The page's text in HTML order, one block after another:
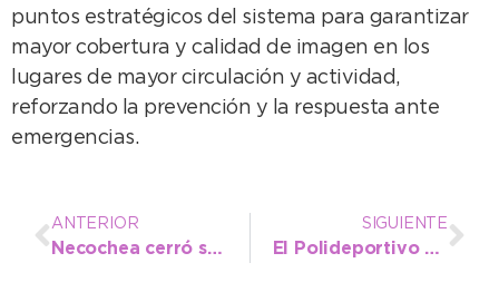
puntos estratégicos del sistema para garantizar
mayor cobertura y calidad de imagen en los
lugares de mayor circulación y actividad,
reforzando la prevención y la respuesta ante
emergencias.
ANTERIOR
Necochea cerró su jornada como sede regional de Cultura en Bonaerenses ante un Centro Vasco colmado
SIGUIENTE
El Polideportivo se llena de colores para celebrar la Estudiantina Regional de Educación Especial